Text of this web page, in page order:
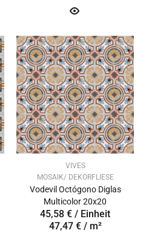
VIVES
MOSAIK/ DEKORFLIESE
Vodevil Octógono Diglas
Multicolor 20x20
45,58 € / Einheit
47,47 € / m²